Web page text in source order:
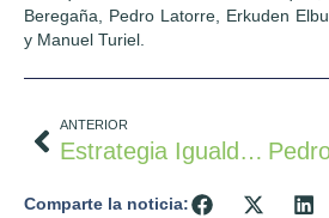
Beregaña, Pedro Latorre, Erkuden
y Manuel Turiel.
ANTERIOR
Estrategia Igualdad En La Industria
Comparte la noticia: